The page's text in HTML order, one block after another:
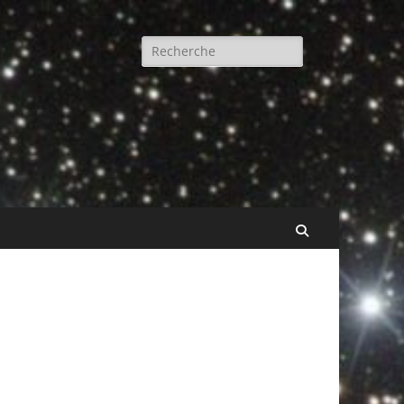
Rechercher :
Recherche